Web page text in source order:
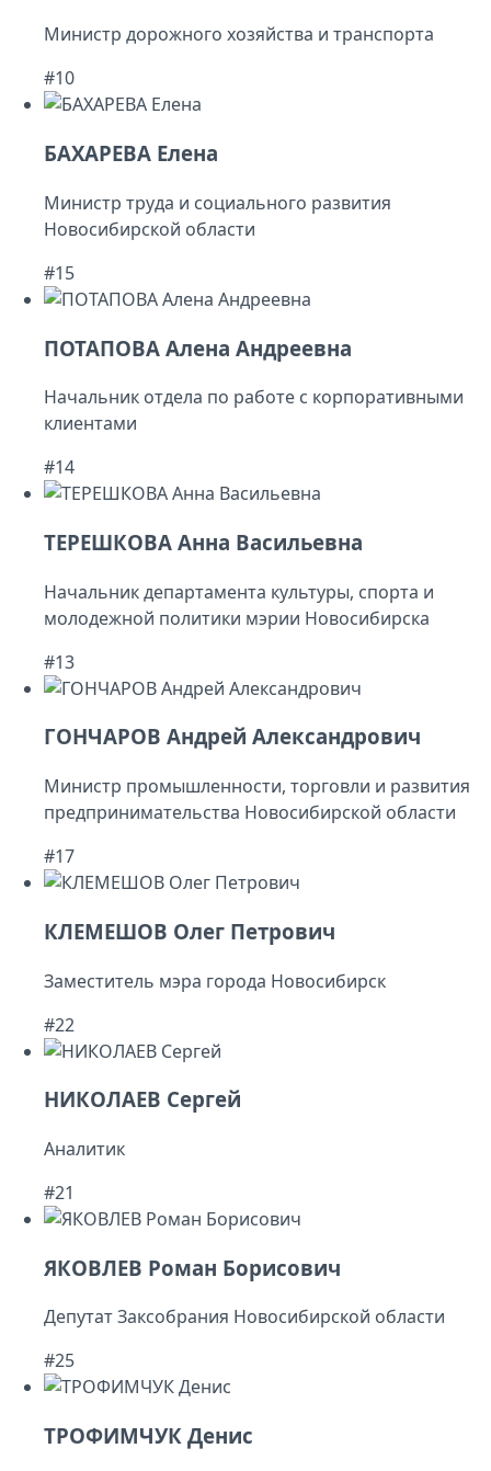
Министр дорожного хозяйства и транспорта
#10
БАХАРЕВА Елена
Министр труда и социального развития
Новосибирской области
#15
ПОТАПОВА Алена Андреевна
Начальник отдела по работе с корпоративными
клиентами
#14
ТЕРЕШКОВА Анна Васильевна
Начальник департамента культуры, спорта и
молодежной политики мэрии Новосибирска
#13
ГОНЧАРОВ Андрей Александрович
Министр промышленности, торговли и развития
предпринимательства Новосибирской области
#17
КЛЕМЕШОВ Олег Петрович
Заместитель мэра города Новосибирск
#22
НИКОЛАЕВ Сергей
Аналитик
#21
ЯКОВЛЕВ Роман Борисович
Депутат Заксобрания Новосибирской области
#25
ТРОФИМЧУК Денис